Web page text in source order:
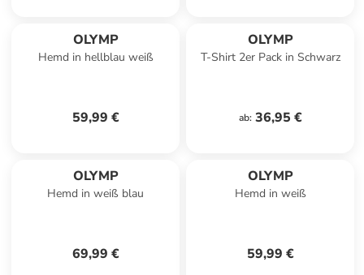
OLYMP
Hemd in hellblau weiß
59,99 €
OLYMP
T-Shirt 2er Pack in Schwarz
ab: 36,95 €
OLYMP
Hemd in weiß blau
69,99 €
OLYMP
Hemd in weiß
59,99 €